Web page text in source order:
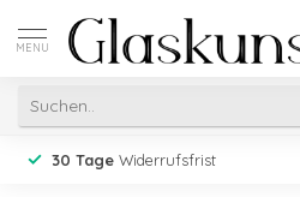
MENU
30 Tage Widerrufsfrist